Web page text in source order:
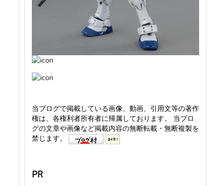
当ブログで掲載している画像、動画、引用文等の著作
権は、各権利者所有者に帰属しております。 当ブロ
グの文章や画像など掲載内容の無断転載・無断複製を
禁じます。
PR